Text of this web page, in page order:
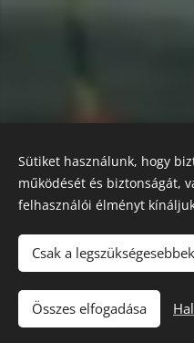
TargoncajogsiNürnberg
Az oldalt a
Sütiket használunk, hogy
működését és biztonságát,
felhasználói élményt
Csak a
Összes elfogadása